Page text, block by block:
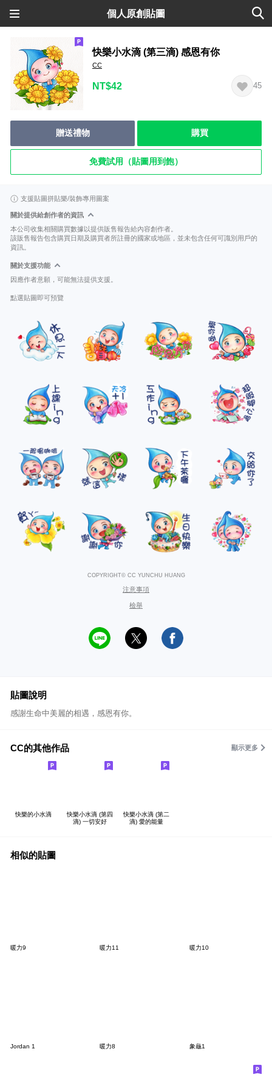
個人原創貼圖
快樂小水滴 (第三滴) 感恩有你
CC
NT$42 45
贈送禮物 購買
免費試用（貼圖用到飽）
支援貼圖拼貼樂/裝飾專用圖案
關於提供給創作者的資訊
本公司收集相關購買數據以提供販售報告給內容創作者。
該販售報告包含購買日期及購買者所註冊的國家或地區，並未包含任何可識別用戶的
資訊。
關於支援功能
因應作者意願，可能無法提供支援。
點選貼圖即可預覽
COPYRIGHT© CC YUNCHU HUANG
注意事項
檢舉
貼圖說明
感謝生命中美麗的相遇，感恩有你。
CC的其他作品 顯示更多
快樂的小水滴
快樂小水滴 (第四
滴) 一切安好
快樂小水滴 (第二
滴) 愛的能量
相似的貼圖
暖力9 暖力11 暖力10
Jordan 1 暖力8 象龜1